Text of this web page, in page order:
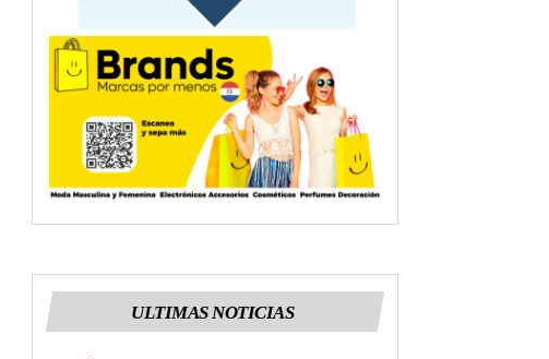
ULTIMAS NOTICIAS